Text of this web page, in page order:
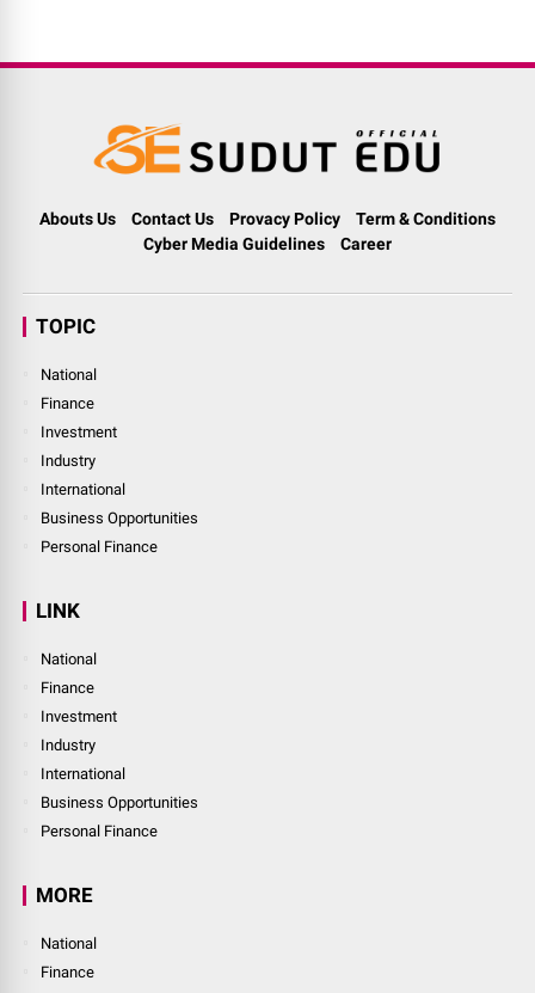
Abouts Us Contact Us Provacy Policy
Term & Conditions
Cyber Media Guidelines
Career
TOPIC
National
Finance
Investment
Industry
International
Business Opportunities
Personal Finance
LINK
National
Finance
Investment
Industry
International
Business Opportunities
Personal Finance
MORE
National
Finance